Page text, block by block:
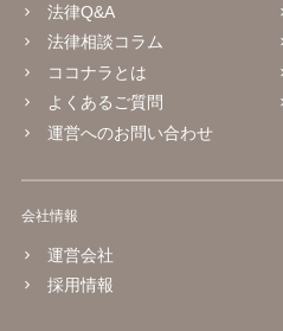
法律Q&A
法律相談コラム
ココナラとは
よくあるご質問
運営へのお問い合わせ
会社情報
運営会社
採用情報